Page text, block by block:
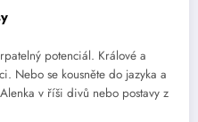
potenciál. Králové a
Nebo se kousněte do jazyka a
v říši divů nebo postavy z